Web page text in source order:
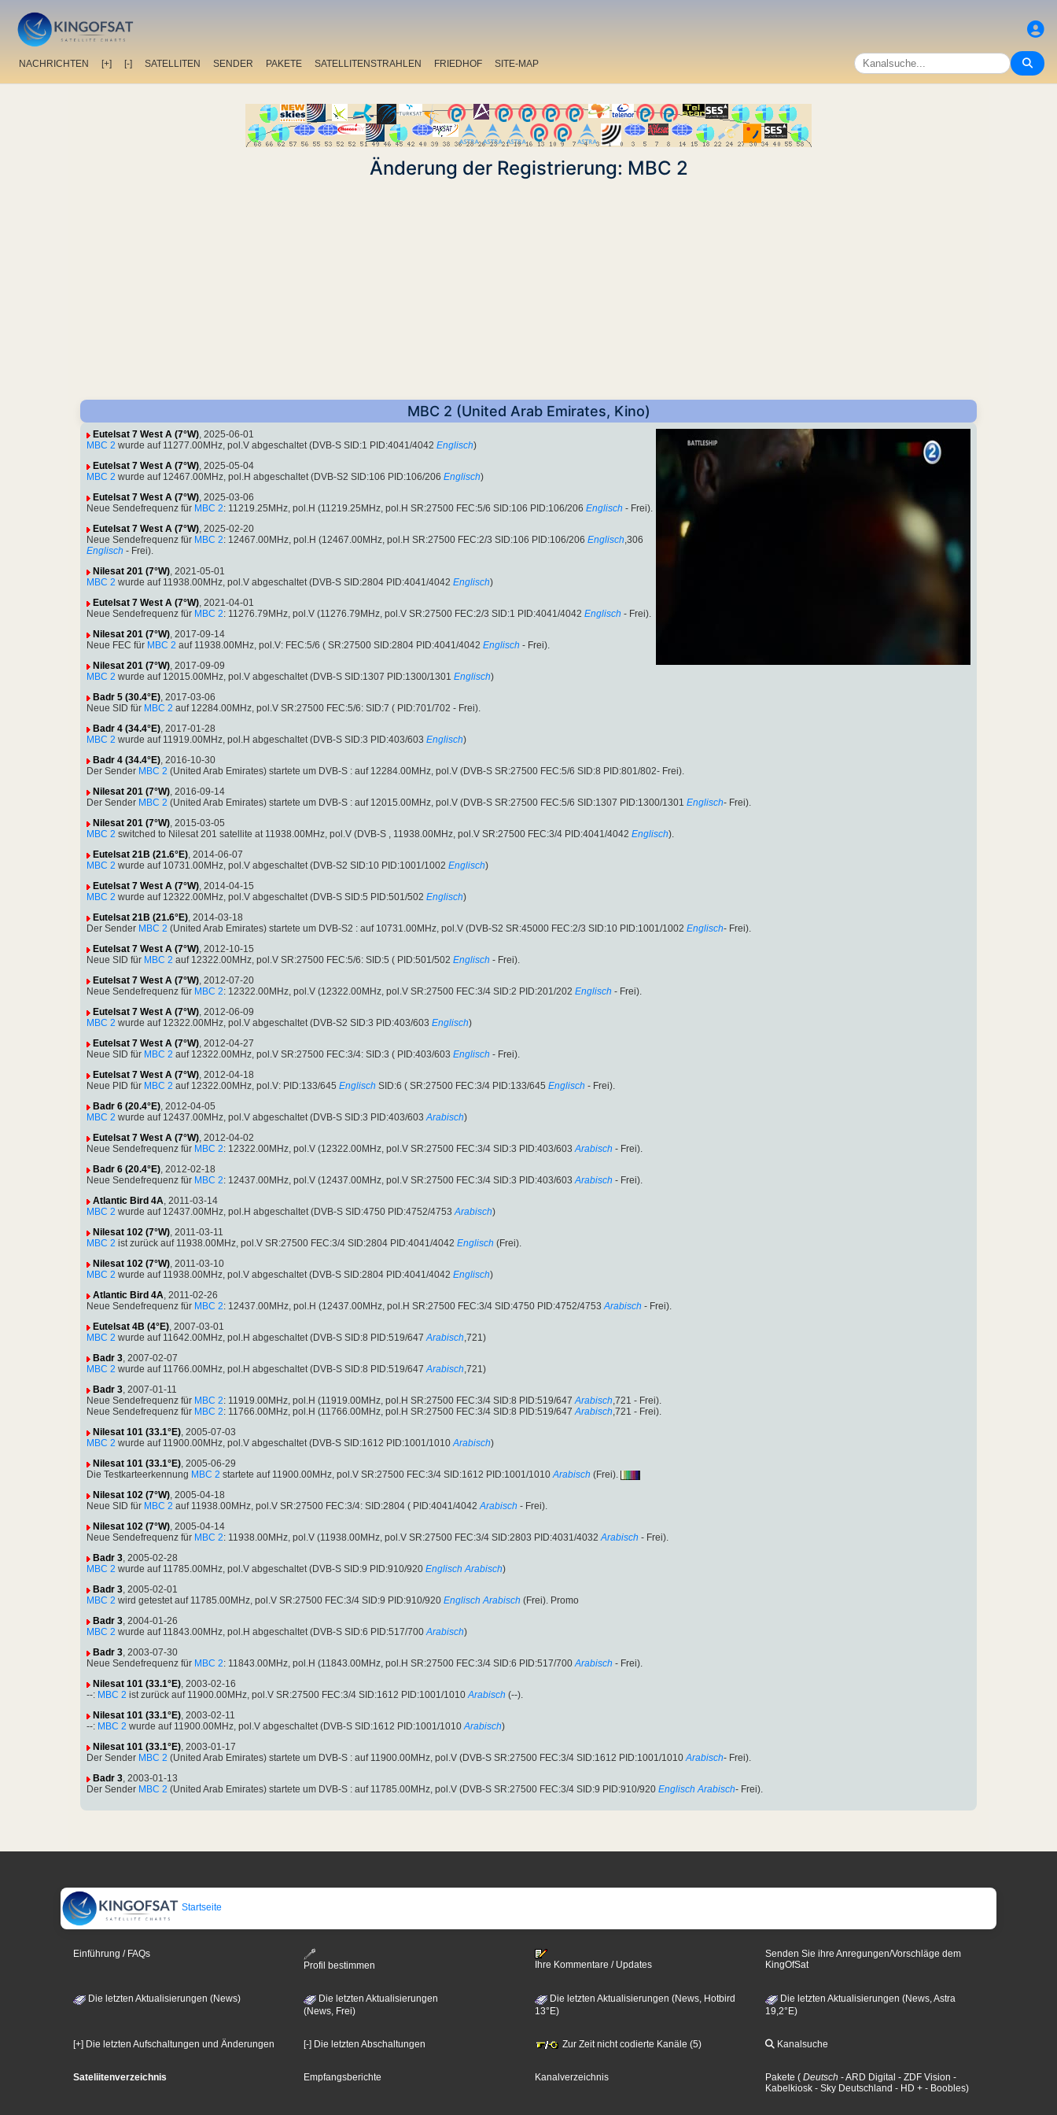
NACHRICHTEN [+] [-] SATELLITEN SENDER PAKETE SATELLITENSTRAHLEN FRIEDHOF SITE-MAP
Änderung der Registrierung: MBC 2
MBC 2 (United Arab Emirates, Kino)
Eutelsat 7 West A (7°W), 2025-06-01
MBC 2 wurde auf 11277.00MHz, pol.V abgeschaltet (DVB-S SID:1 PID:4041/4042 Englisch)
Eutelsat 7 West A (7°W), 2025-05-04
MBC 2 wurde auf 12467.00MHz, pol.H abgeschaltet (DVB-S2 SID:106 PID:106/206 Englisch)
Eutelsat 7 West A (7°W), 2025-03-06
Neue Sendefrequenz für MBC 2: 11219.25MHz, pol.H (11219.25MHz, pol.H SR:27500 FEC:5/6 SID:106 PID:106/206 Englisch - Frei).
Eutelsat 7 West A (7°W), 2025-02-20
Neue Sendefrequenz für MBC 2: 12467.00MHz, pol.H (12467.00MHz, pol.H SR:27500 FEC:2/3 SID:106 PID:106/206 Englisch,306
Englisch - Frei).
Nilesat 201 (7°W), 2021-05-01
MBC 2 wurde auf 11938.00MHz, pol.V abgeschaltet (DVB-S SID:2804 PID:4041/4042 Englisch)
Eutelsat 7 West A (7°W), 2021-04-01
Neue Sendefrequenz für MBC 2: 11276.79MHz, pol.V (11276.79MHz, pol.V SR:27500 FEC:2/3 SID:1 PID:4041/4042 Englisch - Frei).
Nilesat 201 (7°W), 2017-09-14
Neue FEC für MBC 2 auf 11938.00MHz, pol.V: FEC:5/6 ( SR:27500 SID:2804 PID:4041/4042 Englisch - Frei).
Nilesat 201 (7°W), 2017-09-09
MBC 2 wurde auf 12015.00MHz, pol.V abgeschaltet (DVB-S SID:1307 PID:1300/1301 Englisch)
Badr 5 (30.4°E), 2017-03-06
Neue SID für MBC 2 auf 12284.00MHz, pol.V SR:27500 FEC:5/6: SID:7 ( PID:701/702 - Frei).
Badr 4 (34.4°E), 2017-01-28
MBC 2 wurde auf 11919.00MHz, pol.H abgeschaltet (DVB-S SID:3 PID:403/603 Englisch)
Badr 4 (34.4°E), 2016-10-30
Der Sender MBC 2 (United Arab Emirates) startete um DVB-S : auf 12284.00MHz, pol.V (DVB-S SR:27500 FEC:5/6 SID:8 PID:801/802- Frei).
Nilesat 201 (7°W), 2016-09-14
Der Sender MBC 2 (United Arab Emirates) startete um DVB-S : auf 12015.00MHz, pol.V (DVB-S SR:27500 FEC:5/6 SID:1307 PID:1300/1301 Englisch- Frei).
Nilesat 201 (7°W), 2015-03-05
MBC 2 switched to Nilesat 201 satellite at 11938.00MHz, pol.V (DVB-S , 11938.00MHz, pol.V SR:27500 FEC:3/4 PID:4041/4042 Englisch).
Eutelsat 21B (21.6°E), 2014-06-07
MBC 2 wurde auf 10731.00MHz, pol.V abgeschaltet (DVB-S2 SID:10 PID:1001/1002 Englisch)
Eutelsat 7 West A (7°W), 2014-04-15
MBC 2 wurde auf 12322.00MHz, pol.V abgeschaltet (DVB-S SID:5 PID:501/502 Englisch)
Eutelsat 21B (21.6°E), 2014-03-18
Der Sender MBC 2 (United Arab Emirates) startete um DVB-S2 : auf 10731.00MHz, pol.V (DVB-S2 SR:45000 FEC:2/3 SID:10 PID:1001/1002 Englisch- Frei).
Eutelsat 7 West A (7°W), 2012-10-15
Neue SID für MBC 2 auf 12322.00MHz, pol.V SR:27500 FEC:5/6: SID:5 ( PID:501/502 Englisch - Frei).
Eutelsat 7 West A (7°W), 2012-07-20
Neue Sendefrequenz für MBC 2: 12322.00MHz, pol.V (12322.00MHz, pol.V SR:27500 FEC:3/4 SID:2 PID:201/202 Englisch - Frei).
Eutelsat 7 West A (7°W), 2012-06-09
MBC 2 wurde auf 12322.00MHz, pol.V abgeschaltet (DVB-S2 SID:3 PID:403/603 Englisch)
Eutelsat 7 West A (7°W), 2012-04-27
Neue SID für MBC 2 auf 12322.00MHz, pol.V SR:27500 FEC:3/4: SID:3 ( PID:403/603 Englisch - Frei).
Eutelsat 7 West A (7°W), 2012-04-18
Neue PID für MBC 2 auf 12322.00MHz, pol.V: PID:133/645 Englisch SID:6 ( SR:27500 FEC:3/4 PID:133/645 Englisch - Frei).
Badr 6 (20.4°E), 2012-04-05
MBC 2 wurde auf 12437.00MHz, pol.V abgeschaltet (DVB-S SID:3 PID:403/603 Arabisch)
Eutelsat 7 West A (7°W), 2012-04-02
Neue Sendefrequenz für MBC 2: 12322.00MHz, pol.V (12322.00MHz, pol.V SR:27500 FEC:3/4 SID:3 PID:403/603 Arabisch - Frei).
Badr 6 (20.4°E), 2012-02-18
Neue Sendefrequenz für MBC 2: 12437.00MHz, pol.V (12437.00MHz, pol.V SR:27500 FEC:3/4 SID:3 PID:403/603 Arabisch - Frei).
Atlantic Bird 4A, 2011-03-14
MBC 2 wurde auf 12437.00MHz, pol.H abgeschaltet (DVB-S SID:4750 PID:4752/4753 Arabisch)
Nilesat 102 (7°W), 2011-03-11
MBC 2 ist zurück auf 11938.00MHz, pol.V SR:27500 FEC:3/4 SID:2804 PID:4041/4042 Englisch (Frei).
Nilesat 102 (7°W), 2011-03-10
MBC 2 wurde auf 11938.00MHz, pol.V abgeschaltet (DVB-S SID:2804 PID:4041/4042 Englisch)
Atlantic Bird 4A, 2011-02-26
Neue Sendefrequenz für MBC 2: 12437.00MHz, pol.H (12437.00MHz, pol.H SR:27500 FEC:3/4 SID:4750 PID:4752/4753 Arabisch - Frei).
Eutelsat 4B (4°E), 2007-03-01
MBC 2 wurde auf 11642.00MHz, pol.H abgeschaltet (DVB-S SID:8 PID:519/647 Arabisch,721)
Badr 3, 2007-02-07
MBC 2 wurde auf 11766.00MHz, pol.H abgeschaltet (DVB-S SID:8 PID:519/647 Arabisch,721)
Badr 3, 2007-01-11
Neue Sendefrequenz für MBC 2: 11919.00MHz, pol.H (11919.00MHz, pol.H SR:27500 FEC:3/4 SID:8 PID:519/647 Arabisch,721 - Frei).
Neue Sendefrequenz für MBC 2: 11766.00MHz, pol.H (11766.00MHz, pol.H SR:27500 FEC:3/4 SID:8 PID:519/647 Arabisch,721 - Frei).
Nilesat 101 (33.1°E), 2005-07-03
MBC 2 wurde auf 11900.00MHz, pol.V abgeschaltet (DVB-S SID:1612 PID:1001/1010 Arabisch)
Nilesat 101 (33.1°E), 2005-06-29
Die Testkarteerkennung MBC 2 startete auf 11900.00MHz, pol.V SR:27500 FEC:3/4 SID:1612 PID:1001/1010 Arabisch (Frei).
Nilesat 102 (7°W), 2005-04-18
Neue SID für MBC 2 auf 11938.00MHz, pol.V SR:27500 FEC:3/4: SID:2804 ( PID:4041/4042 Arabisch - Frei).
Nilesat 102 (7°W), 2005-04-14
Neue Sendefrequenz für MBC 2: 11938.00MHz, pol.V (11938.00MHz, pol.V SR:27500 FEC:3/4 SID:2803 PID:4031/4032 Arabisch - Frei).
Badr 3, 2005-02-28
MBC 2 wurde auf 11785.00MHz, pol.V abgeschaltet (DVB-S SID:9 PID:910/920 Englisch Arabisch)
Badr 3, 2005-02-01
MBC 2 wird getestet auf 11785.00MHz, pol.V SR:27500 FEC:3/4 SID:9 PID:910/920 Englisch Arabisch (Frei). Promo
Badr 3, 2004-01-26
MBC 2 wurde auf 11843.00MHz, pol.H abgeschaltet (DVB-S SID:6 PID:517/700 Arabisch)
Badr 3, 2003-07-30
Neue Sendefrequenz für MBC 2: 11843.00MHz, pol.H (11843.00MHz, pol.H SR:27500 FEC:3/4 SID:6 PID:517/700 Arabisch - Frei).
Nilesat 101 (33.1°E), 2003-02-16
--: MBC 2 ist zurück auf 11900.00MHz, pol.V SR:27500 FEC:3/4 SID:1612 PID:1001/1010 Arabisch (--).
Nilesat 101 (33.1°E), 2003-02-11
--: MBC 2 wurde auf 11900.00MHz, pol.V abgeschaltet (DVB-S SID:1612 PID:1001/1010 Arabisch)
Nilesat 101 (33.1°E), 2003-01-17
Der Sender MBC 2 (United Arab Emirates) startete um DVB-S : auf 11900.00MHz, pol.V (DVB-S SR:27500 FEC:3/4 SID:1612 PID:1001/1010 Arabisch- Frei).
Badr 3, 2003-01-13
Der Sender MBC 2 (United Arab Emirates) startete um DVB-S : auf 11785.00MHz, pol.V (DVB-S SR:27500 FEC:3/4 SID:9 PID:910/920 Englisch Arabisch- Frei).
Startseite
Einführung / FAQs
Profil bestimmen
Ihre Kommentare / Updates
Senden Sie ihre Anregungen/Vorschläge dem
KingOfSat
Die letzten Aktualisierungen (News)
Die letzten Aktualisierungen
(News, Frei)
Die letzten Aktualisierungen (News, Hotbird
13°E)
Die letzten Aktualisierungen (News, Astra
19,2°E)
[+] Die letzten Aufschaltungen und Änderungen [-] Die letzten Abschaltungen Zur Zeit nicht codierte Kanäle (5) Kanalsuche
Sateliitenverzeichnis Empfangsberichte Kanalverzeichnis Pakete ( Deutsch - ARD Digital - ZDF Vision -
Kabelkiosk - Sky Deutschland - HD + - Boobles)